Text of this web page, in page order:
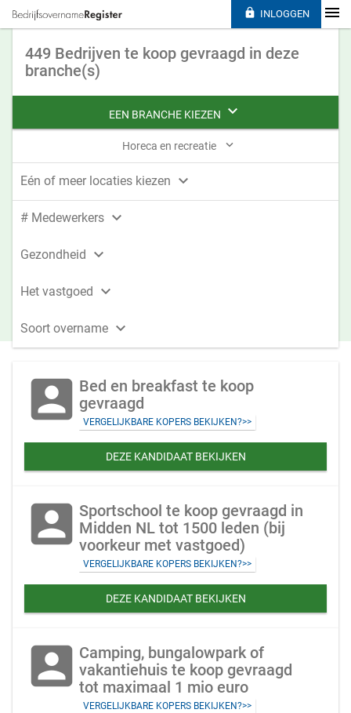
449 Bedrijven te koop gevraagd in deze
branche(s)
EEN BRANCHE KIEZEN 
Horeca en recreatie 
Eén of meer locaties kiezen 
# Medewerkers 
Gezondheid 
Het vastgoed 
Soort overname 
account_box Bed en breakfast te koop
gevraagd
VERGELIJKBARE KOPERS BEKIJKEN?>>
DEZE KANDIDAAT BEKIJKEN
account_box Sportschool te koop gevraagd in
Midden NL tot 1500 leden (bij
voorkeur met vastgoed)
VERGELIJKBARE KOPERS BEKIJKEN?>>
DEZE KANDIDAAT BEKIJKEN
account_box Camping, bungalowpark of
vakantiehuis te koop gevraagd
tot maximaal 1 mio euro
VERGELIJKBARE KOPERS BEKIJKEN?>>
 INLOGGEN